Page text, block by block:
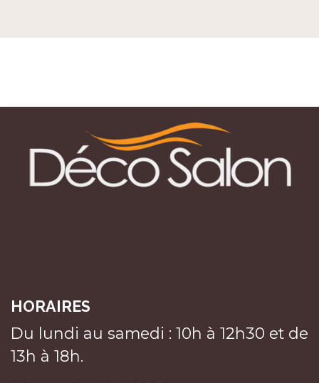
HORAIRES
Du lundi au samedi : 10h à 12h30 et de
13h à 18h.